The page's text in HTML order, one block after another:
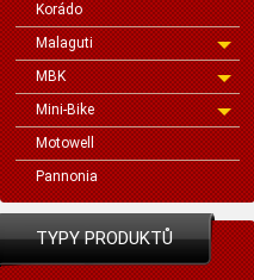
Korádo
Malaguti
MBK
Mini-Bike
Motowell
Pannonia
TYPY PRODUKTŮ